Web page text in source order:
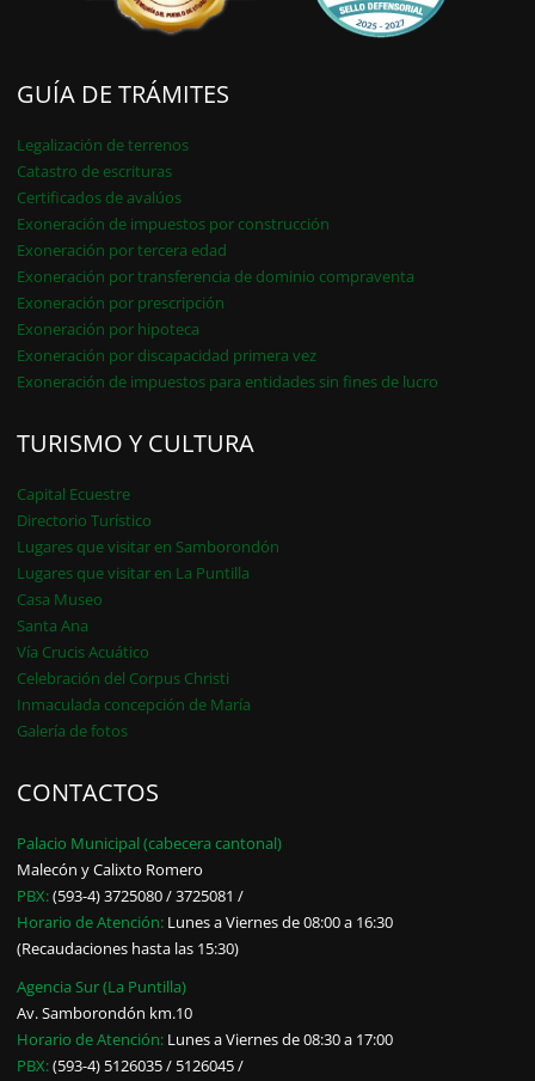
GUÍA DE TRÁMITES
Legalización de terrenos
Catastro de escrituras
Certificados de avalúos
Exoneración de impuestos por construcción
Exoneración por tercera edad
Exoneración por transferencia de dominio compraventa
Exoneración por prescripción
Exoneración por hipoteca
Exoneración por discapacidad primera vez
Exoneración de impuestos para entidades sin fines de lucro
TURISMO Y CULTURA
Capital Ecuestre
Directorio Turístico
Lugares que visitar en Samborondón
Lugares que visitar en La Puntilla
Casa Museo
Santa Ana
Vía Crucis Acuático
Celebración del Corpus Christi
Inmaculada concepción de María
Galería de fotos
CONTACTOS
Palacio Municipal (cabecera cantonal)
Malecón y Calixto Romero
PBX:(593-4) 3725080 / 3725081 /
Horario de Atención: Lunes a Viernes de 08:00 a 16:30
(Recaudaciones hasta las 15:30)
Agencia Sur (La Puntilla)
Av. Samborondón km.10
Horario de Atención: Lunes a Viernes de 08:30 a 17:00
PBX:(593-4) 5126035 / 5126045 /